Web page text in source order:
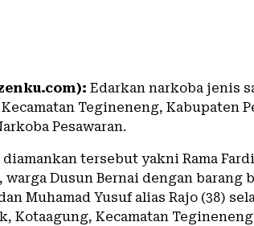
Edarkan narkoba jenis
Tegineneng, Kabupaten
Pesawaran.
tersebut yakni Rama
warga Dusun Bernai dengan barang
Muhamad Yusuf alias Rajo (38)
Kotaagung, Kecamatan